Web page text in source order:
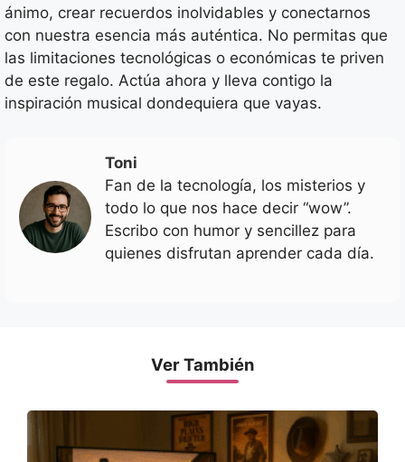
ánimo, crear recuerdos inolvidables y conectarnos
con nuestra esencia más auténtica. No permitas que
las limitaciones tecnológicas o económicas te priven
de este regalo. Actúa ahora y lleva contigo la
inspiración musical dondequiera que vayas.
Toni
Fan de la tecnología, los misterios y
todo lo que nos hace decir “wow”.
Escribo con humor y sencillez para
quienes disfrutan aprender cada día.
Ver También